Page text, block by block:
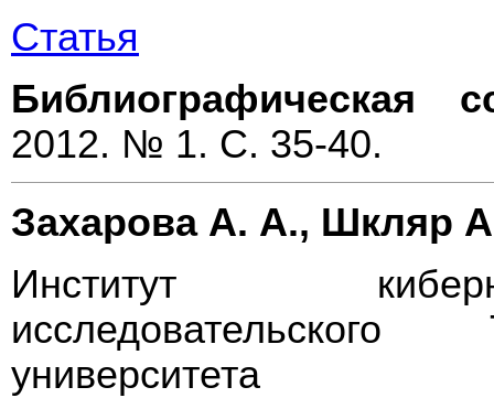
Статья
Библиографическая
2012. № 1. С. 35-40.
Захарова А. А., Шкляр
Институт
исследовательского
университета